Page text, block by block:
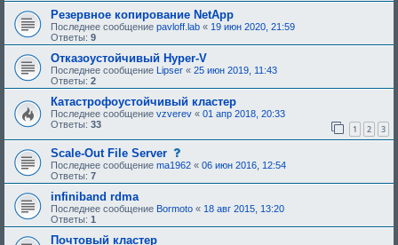
Резервное копирование NetApp
Последнее сообщение pavloff.lab « 19 июн 2020, 21:59
Ответы: 9
Отказоустойчивый Hyper-V
Последнее сообщение Lipser « 25 июн 2019, 11:43
Ответы: 2
Катастрофоустойчивый кластер
Последнее сообщение vzverev « 01 апр 2018, 20:33
Ответы: 33 1 2 3
Scale-Out File Server
о
о
б
е
н
и
Последнее сообщение ma1962 « 06 июн 2016, 12:54
Ответы: 7
infiniband rdma
Последнее сообщение Bormoto « 18 авг 2015, 13:20
Ответы: 1
Почтовый кластер